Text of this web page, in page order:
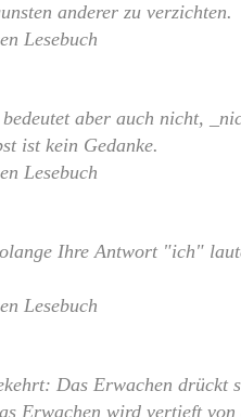
anderer zu verzichten.
Lesebuch
aber auch nicht,
ist kein Gedanke.
Lesebuch
Ihre Antwort "ich"
Lesebuch
Das Erwachen drückt
Erwachen wird vertieft von